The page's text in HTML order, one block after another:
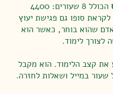
הכולל 8 שעורים: 4400
סופו גם פגישת יעוץ
שהוא בוחר, כאשר הוא
לצורך לימוד.
את קצב הלימוד. הוא מקבל
במייל ושאלות לחזרה.